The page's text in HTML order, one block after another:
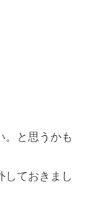
。と思うかも
しておきまし